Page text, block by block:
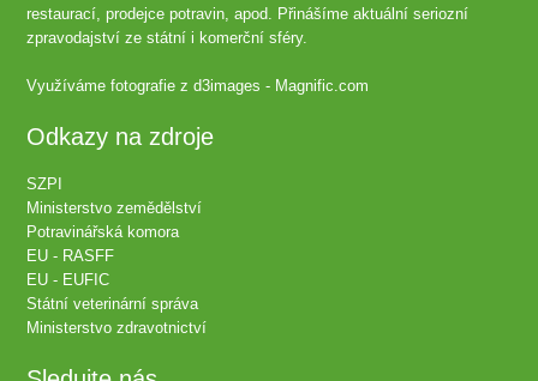
restaurací, prodejce potravin, apod. Přinášíme aktuální seriozní
zpravodajství ze státní i komerční sféry.
Využíváme fotografie zd3images - Magnific.com
Odkazy na zdroje
SZPI
Ministerstvo zemědělství
Potravinářská komora
EU - RASFF
EU - EUFIC
Státní veterinární správa
Ministerstvo zdravotnictví